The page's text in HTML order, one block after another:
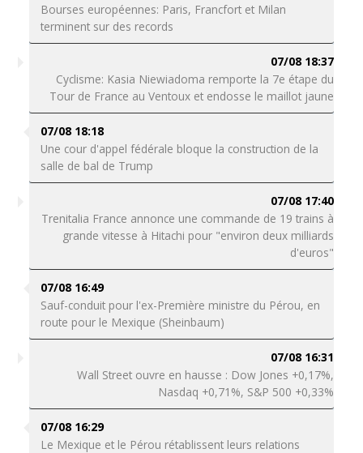
Bourses européennes: Paris, Francfort et Milan
terminent sur des records
07/08 18:37
Cyclisme: Kasia Niewiadoma remporte la 7e étape du
Tour de France au Ventoux et endosse le maillot jaune
07/08 18:18
Une cour d'appel fédérale bloque la construction de la
salle de bal de Trump
07/08 17:40
Trenitalia France annonce une commande de 19 trains à
grande vitesse à Hitachi pour "environ deux milliards
d'euros"
07/08 16:49
Sauf-conduit pour l'ex-Première ministre du Pérou, en
route pour le Mexique (Sheinbaum)
07/08 16:31
Wall Street ouvre en hausse : Dow Jones +0,17%,
Nasdaq +0,71%, S&P 500 +0,33%
07/08 16:29
Le Mexique et le Pérou rétablissent leurs relations